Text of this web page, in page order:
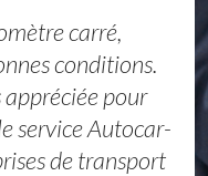
carré,
conditions.
pour
service Autocar-
de transport